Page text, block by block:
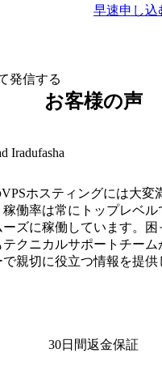
早速申し込
お客様の声
Iradufasha
VPSホスティングには大変
働率は常にトップレベル
ーズに稼働しています。困
クニカルサポートチーム
で親切に役立つ情報を提供
30日間返金保証